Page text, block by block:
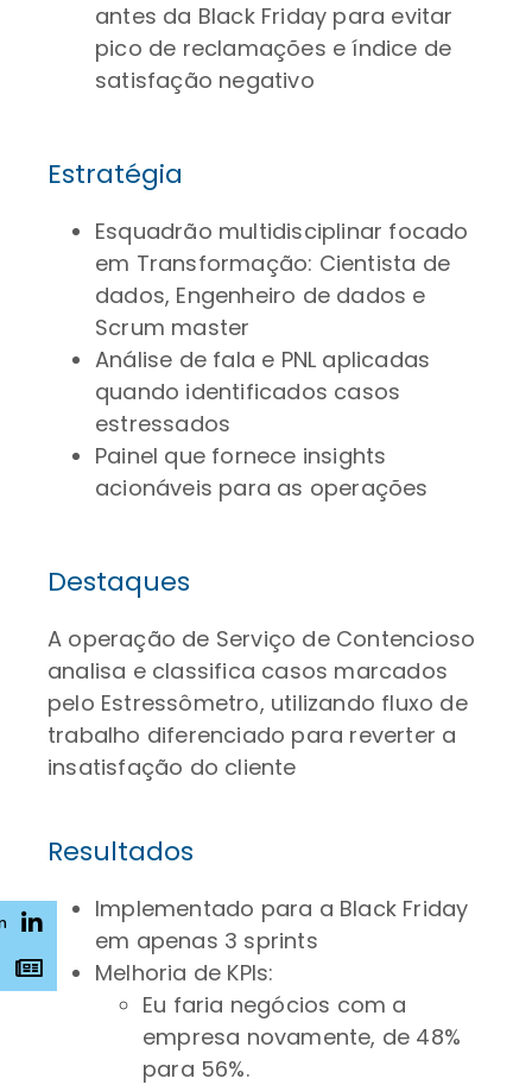
antes da Black Friday para evitar
pico de reclamações e índice de
satisfação negativo
Estratégia
Esquadrão multidisciplinar focado
em Transformação: Cientista de
dados, Engenheiro de dados e
Scrum master
Análise de fala e PNL aplicadas
quando identificados casos
estressados
Painel que fornece insights
acionáveis para as operações
Destaques
A operação de Serviço de Contencioso
analisa e classifica casos marcados
pelo Estressômetro, utilizando fluxo de
trabalho diferenciado para reverter a
insatisfação do cliente
Resultados
Implementado para a Black Friday
em apenas 3 sprints
Melhoria de KPIs:
Eu faria negócios com a
empresa novamente, de 48%
para 56%.